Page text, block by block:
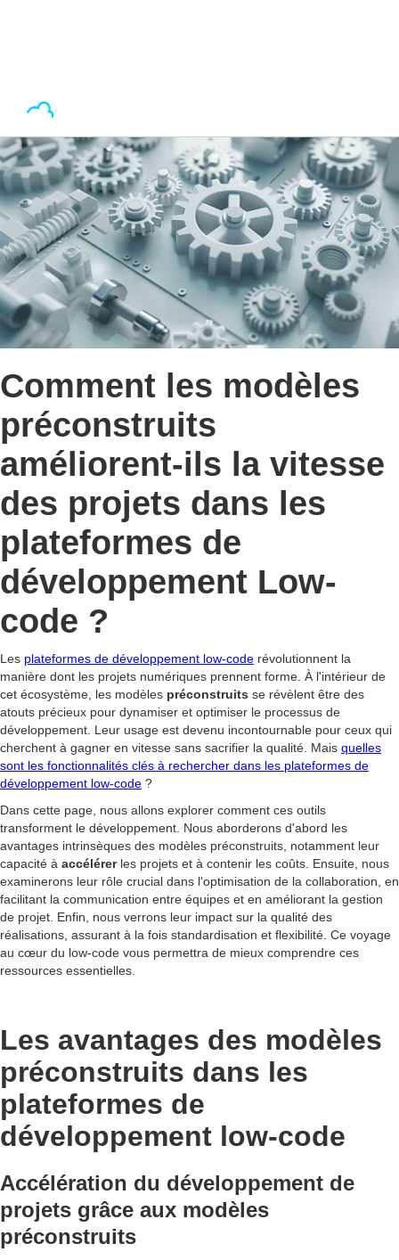
Comment les modèles
préconstruits
améliorent-ils la vitesse
des projets dans les
plateformes de
développement Low-
code ?
Les plateformes de développement low-code révolutionnent la
manière dont les projets numériques prennent forme. À l'intérieur de
cet écosystème, les modèles préconstruits se révèlent être des
atouts précieux pour dynamiser et optimiser le processus de
développement. Leur usage est devenu incontournable pour ceux qui
cherchent à gagner en vitesse sans sacrifier la qualité. Mais quelles
sont les fonctionnalités clés à rechercher dans les plateformes de
développement low-code ?
Dans cette page, nous allons explorer comment ces outils
transforment le développement. Nous aborderons d'abord les
avantages intrinsèques des modèles préconstruits, notamment leur
capacité à accélérerles projets et à contenir les coûts. Ensuite, nous
examinerons leur rôle crucial dans l'optimisation de la collaboration, en
facilitant la communication entre équipes et en améliorant la gestion
de projet. Enfin, nous verrons leur impact sur la qualité des
réalisations, assurant à la fois standardisation et flexibilité. Ce voyage
au cœur du low-code vous permettra de mieux comprendre ces
ressources essentielles.
Les avantages des modèles
préconstruits dans les
plateformes de
développement low-code
Accélération du développement de
projets grâce aux modèles
préconstruits